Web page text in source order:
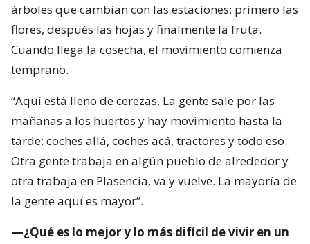
árboles que cambian con las estaciones: primero las
flores, después las hojas y finalmente la fruta.
Cuando llega la cosecha, el movimiento comienza
temprano.
“Aquí está lleno de cerezas. La gente sale por las
mañanas a los huertos y hay movimiento hasta la
tarde: coches allá, coches acá, tractores y todo eso.
Otra gente trabaja en algún pueblo de alrededor y
otra trabaja en Plasencia, va y vuelve. La mayoría de
la gente aquí es mayor”.
—¿Qué es lo mejor y lo más difícil de vivir en un